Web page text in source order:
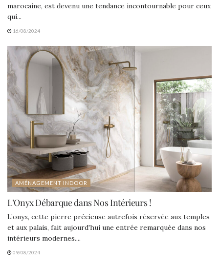
marocaine, est devenu une tendance incontournable pour ceux
qui...
16/08/2024
AMÉNAGEMENT INDOOR
L’Onyx Débarque dans Nos Intérieurs !
L’onyx, cette pierre précieuse autrefois réservée aux temples
et aux palais, fait aujourd'hui une entrée remarquée dans nos
intérieurs modernes....
09/08/2024